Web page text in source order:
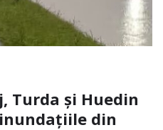
Turda și Huedin
din